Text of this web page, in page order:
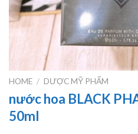
HOME / DƯỢC MỸ PHẨM
nước hoa BLACK
50ml